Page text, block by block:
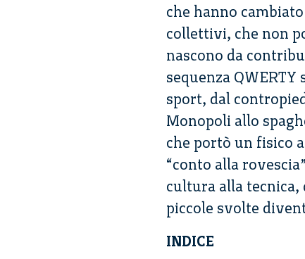
che hanno
collettivi, che non
nascono da
sequenza
sport, dal
Monopoli allo
che portò un fisico
“conto alla
cultura alla
piccole svolte
INDICE